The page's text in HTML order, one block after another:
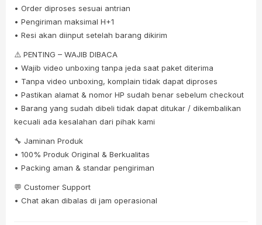
• Order diproses sesuai antrian
• Pengiriman maksimal H+1
• Resi akan diinput setelah barang dikirim
⚠️ PENTING – WAJIB DIBACA
• Wajib video unboxing tanpa jeda saat paket diterima
• Tanpa video unboxing, komplain tidak dapat diproses
• Pastikan alamat & nomor HP sudah benar sebelum checkout
• Barang yang sudah dibeli tidak dapat ditukar / dikembalikan
kecuali ada kesalahan dari pihak kami
🔧 Jaminan Produk
• 100% Produk Original & Berkualitas
• Packing aman & standar pengiriman
💬 Customer Support
• Chat akan dibalas di jam operasional